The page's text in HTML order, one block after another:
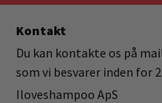
Kontakt
Du kan kontakte os på
som vi besvarer inden for
Iloveshampoo ApS